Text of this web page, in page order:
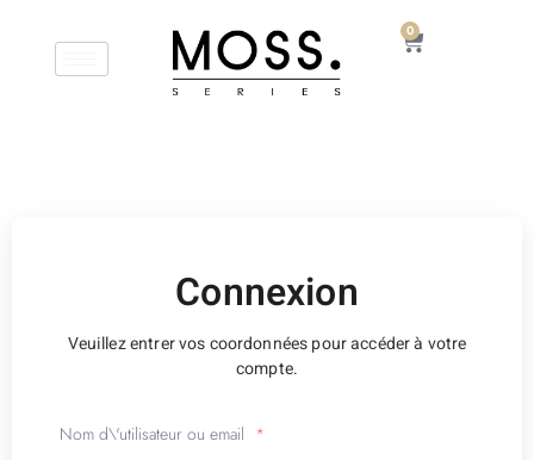
0
Connexion
Veuillez entrer vos coordonnées pour accéder à votre
compte.
Nom d\'utilisateur ou email *